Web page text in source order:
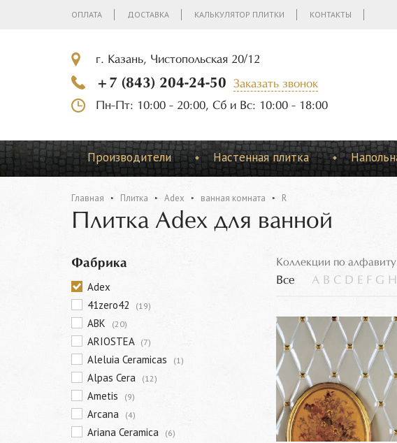
ОПЛАТА ДОСТАВКА КАЛЬКУЛЯТОР ПЛИТКИ КОНТАКТЫ
г. Казань, Чистопольская 20/12
+7 (843) 204-24-50
Заказать звонок
Пн-Пт: 10:00 - 20:00, Сб и Вс: 10:00 - 18:00
Производители Настенная плитка
Главная Плитка Adex ванная комната R
Плитка Adex для ванной
Фабрика
Adex
41zero42
(19)
ABK (20)
ARIOSTEA (7)
Aleluia Ceramicas (1)
Alpas Cera (12)
Ametis (9)
Arcana (4)
Ariana Ceramica (6)
Коллекции по
Все A B C D E F G H